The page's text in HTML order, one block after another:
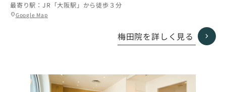
最寄り駅： JR「大阪駅」から徒歩３分
location_onGoogle Map
グ
梅田院を詳しく見る